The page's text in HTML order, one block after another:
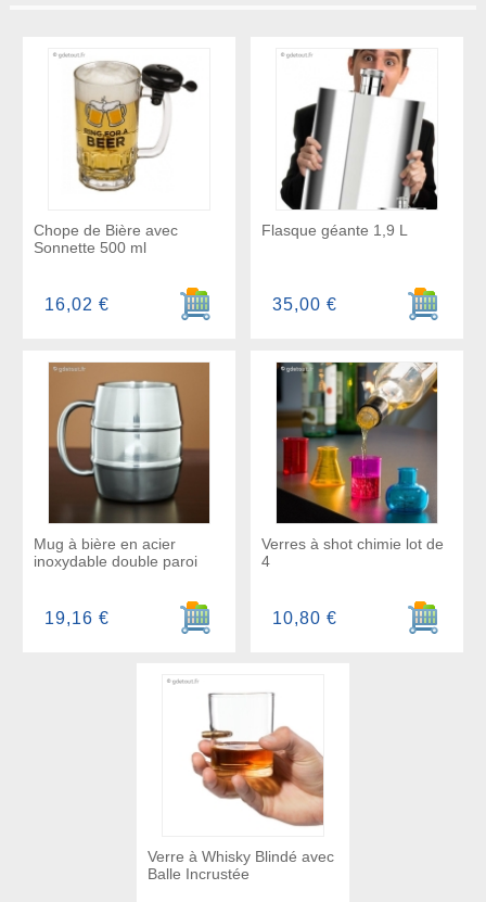
Chope de Bière avec
Sonnette 500 ml
Ajouter au panier
16,02 €
Flasque géante 1,9 L
Ajouter
35,00 €
Mug à bière en acier
inoxydable double paroi
Ajouter au panier
19,16 €
Verres à shot chimie lot de
4
Ajouter
10,80 €
Verre à Whisky Blindé avec
Balle Incrustée